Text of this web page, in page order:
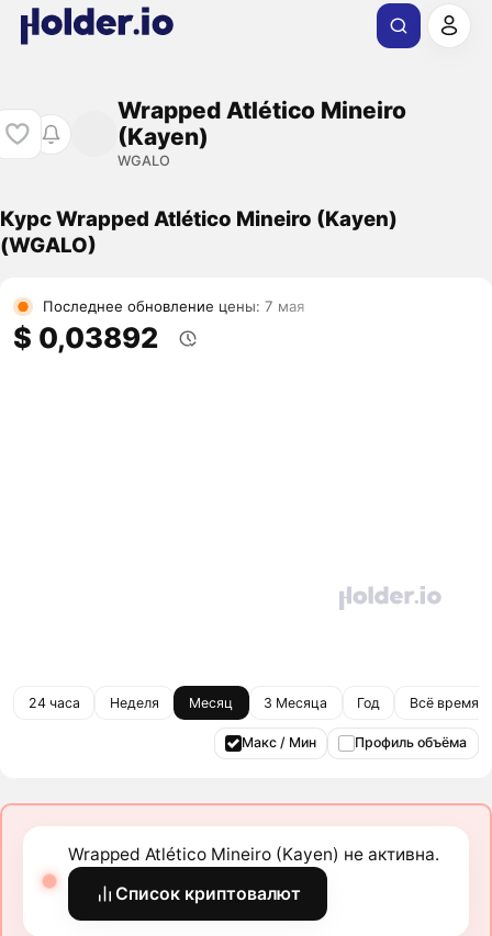
Wrapped Atlético Mineiro
(Kayen)
WGALO
Курс Wrapped Atlético Mineiro (Kayen)
(WGALO)
Последнее обновление цены: 7 мая
$ 0,03892
24 часа Неделя Месяц 3 Месяца Год Всё время
Макс / Мин Профиль объёма
Wrapped Atlético Mineiro (Kayen) не активна.
Список криптовалют